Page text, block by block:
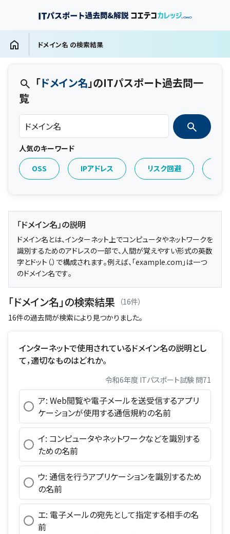
ドメイン名 の検索結果
「ドメイン名」のITパスポート過去問一
覧
人気のキーワード
OSS
IPアドレス リスク回避
「ドメイン名」の説明
ドメイン名とは、インターネット上でコンピュータやネットワークを
識別するためのアドレスの一部で、人間が覚えやすい形式の英数
字とドット（.）で構成されます。例えば、「example.com」は一つ
のドメイン名です。
「ドメイン名」の検索結果
（16件）
16件の過去問が検索により見つかりました。
インターネットで使用されているドメイン名の説明とし
て，適切なものはどれか。
令和6年度 ITパスポート試験 問71
ア: Web閲覧や電子メールを送受信するアプリ
ケーションが使用する通信規約の名前
イ: コンピュータやネットワークなどを識別する
ための名前
ウ: 通信を行うアプリケーションを識別するため
の名前
エ: 電子メールの宛先として指定する相手の名
前